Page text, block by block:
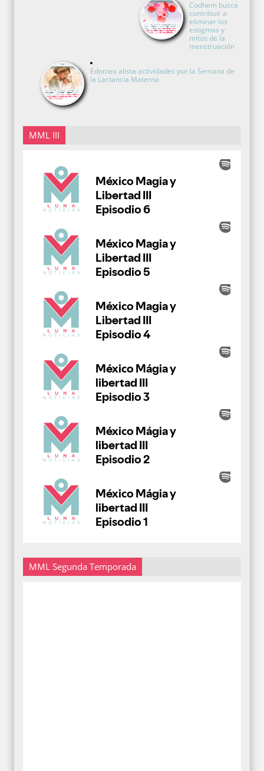
Codhem busca
contribuir a
eliminar los
estigmas y
mitos de la
menstruación
Edomex alista actividades por la Semana de
la Lactancia Materna
MML III
MML Segunda Temporada